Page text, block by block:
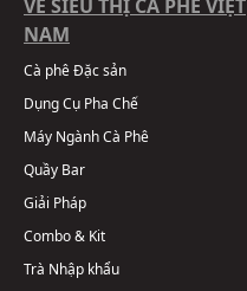
VỀ SIÊU THỊ CÀ PHÊ VIỆT
NAM
Cà phê Đặc sản
Dụng Cụ Pha Chế
Máy Ngành Cà Phê
Quầy Bar
Giải Pháp
Combo & Kit
Trà Nhập khẩu